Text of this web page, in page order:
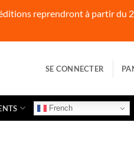
reprendront à partir du
SE CONNECTER
French